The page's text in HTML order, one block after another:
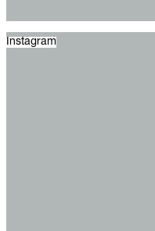
Instagram